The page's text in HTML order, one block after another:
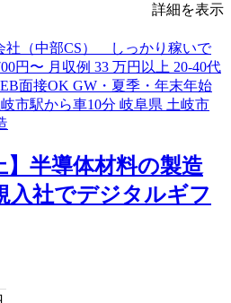
詳細を表示
】半導体材料の製造
入社でデジタルギフ